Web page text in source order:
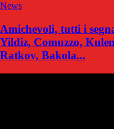
News
Amichevoli, tutti i
Yildiz, Comuzzo,
Ratkov, Bakola...